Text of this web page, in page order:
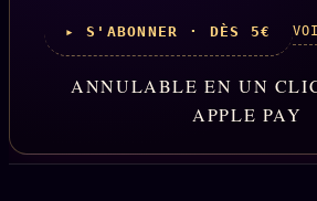
▸ S'ABONNER · DÈS 5€
ANNULABLE EN UN CLIC
APPLE PAY